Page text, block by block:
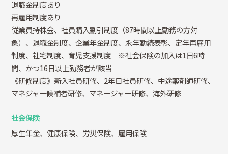
退職金制度あり
再雇用制度あり
従業員持株会、社員購入割引制度（87時間以上勤務の方対
象）、退職金制度、企業年金制度、永年勤続表彰、定年再雇用
制度、社宅制度、育児支援制度 ※社会保険の加入は1日6時
間、かつ16日以上勤務者が該当
《研修制度》新入社員研修、2年目社員研修、中途薬剤師研修、
マネジャー候補者研修、マネージャー研修、海外研修
社会保険
厚生年金、健康保険、労災保険、雇用保険